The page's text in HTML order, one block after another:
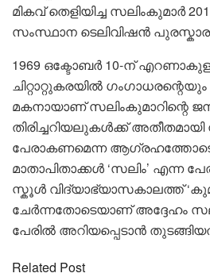
മികവ് തെളിയിച്ച സലിംകുമാർ
സംസ്ഥാന ടെലിവിഷൻ
1969 ഒക്ടോബർ 10-ന്
ചിറ്റാറ്റുകരയിൽ
മകനായാണ് സലിംകുമാറിന്റെ
തിരിച്ചറിയലുകൾക്ക്
പേരാകണമെന്ന
മാതാപിതാക്കൾ ‘സലിം’ എന്ന
സ്കൂൾ വിദ്യാഭ്യാസകാലത്ത്
ചേർന്നതോടെയാണ് അദ്ദേഹം
പേരിൽ അറിയപ്പെടാൻ
Related Post